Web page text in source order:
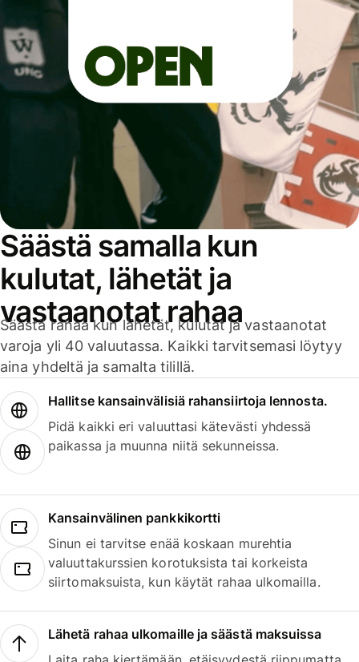
Säästä samalla kun
kulutat, lähetät ja
vastaanotat rahaa
Säästä rahaa kun lähetät, kulutat ja vastaanotat
varoja yli 40 valuutassa. Kaikki tarvitsemasi löytyy
aina yhdeltä ja samalta tilillä.
Hallitse kansainvälisiä rahansiirtoja lennosta.
Pidä kaikki eri valuuttasi kätevästi yhdessä
paikassa ja muunna niitä sekunneissa.
Kansainvälinen pankkikortti
Sinun ei tarvitse enää koskaan murehtia
valuuttakurssien korotuksista tai korkeista
siirtomaksuista, kun käytät rahaa ulkomailla.
Lähetä rahaa ulkomaille ja säästä maksuissa